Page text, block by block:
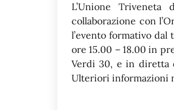
L’Unione
collaborazione con
l’evento formativo dal
ore 15.00 – 18.00 in
Verdi 30, e in diretta
Ulteriori informazioni